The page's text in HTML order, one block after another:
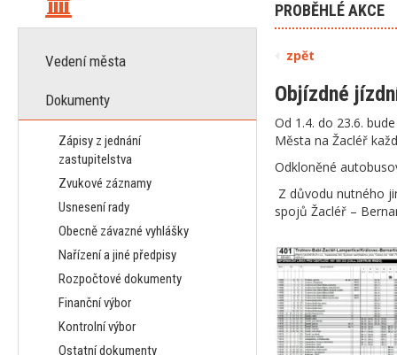
Vedení města
Dokumenty
Zápisy z jednání
zastupitelstva
Zvukové záznamy
Usnesení rady
Obecně závazné vyhlášky
Nařízení a jiné předpisy
Rozpočtové dokumenty
Finanční výbor
Kontrolní výbor
Ostatní dokumenty
PROBĚHLÉ AKCE
zpět
Objízdné
Od 1.4. do 23.6.
Města na Žacléř
Odkloněné
Z důvodu nutného
spojů Žacléř –